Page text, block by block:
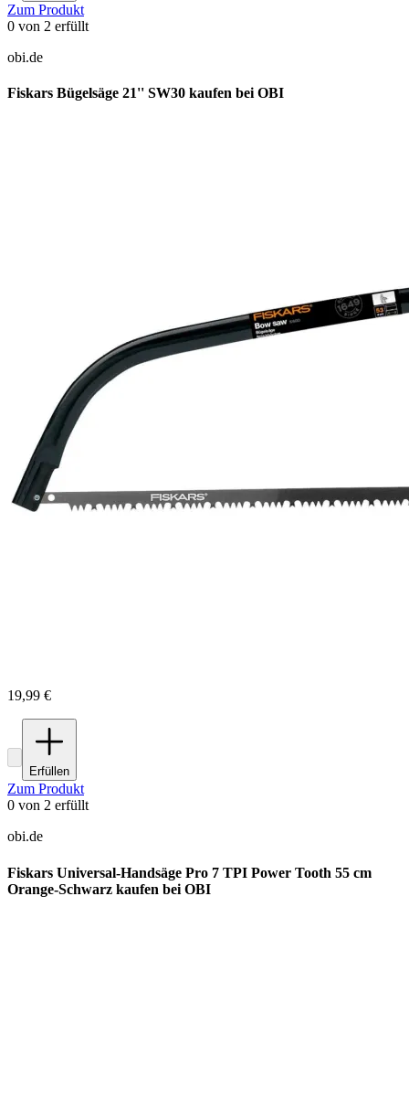
Zum Produkt
0 von 2 erfüllt
obi.de
Fiskars Bügelsäge 21'' SW30 kaufen bei OBI
19,99 €
Erfüllen
Zum Produkt
0 von 2 erfüllt
obi.de
Fiskars Universal-Handsäge Pro 7 TPI Power Tooth 55 cm
Orange-Schwarz kaufen bei OBI